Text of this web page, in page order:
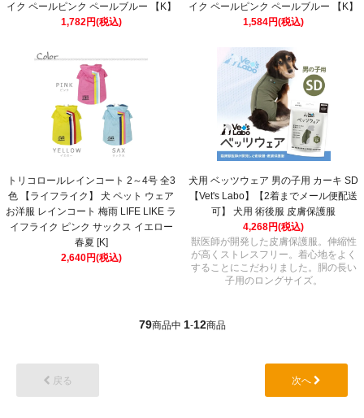
イク ペールピンク ペールブルー 【K】
1,782円(税込)
イク ペールピンク ペールブルー 【K】
1,584円(税込)
トリコロールレインコート 2～4号 全3
色 【ライフライク】 犬 ペット ウェア
お洋服 レインコート 梅雨 LIFE LIKE ラ
イフライク ピンク サックス イエロー
春夏 [K]
2,640円(税込)
犬用 ベッツウェア 男の子用 カーキ SD
【Vet's Labo】【2着までメール便配送
可】 犬用 術後服 皮膚保護服
4,268円(税込)
獣医師が開発した皮膚保護服。伸縮性
が高くストレスフリー。着心地をよく
することにこだわりました。胴の長い
子用のロングサイズ。
79商品中 1-12商品
戻る 次へ